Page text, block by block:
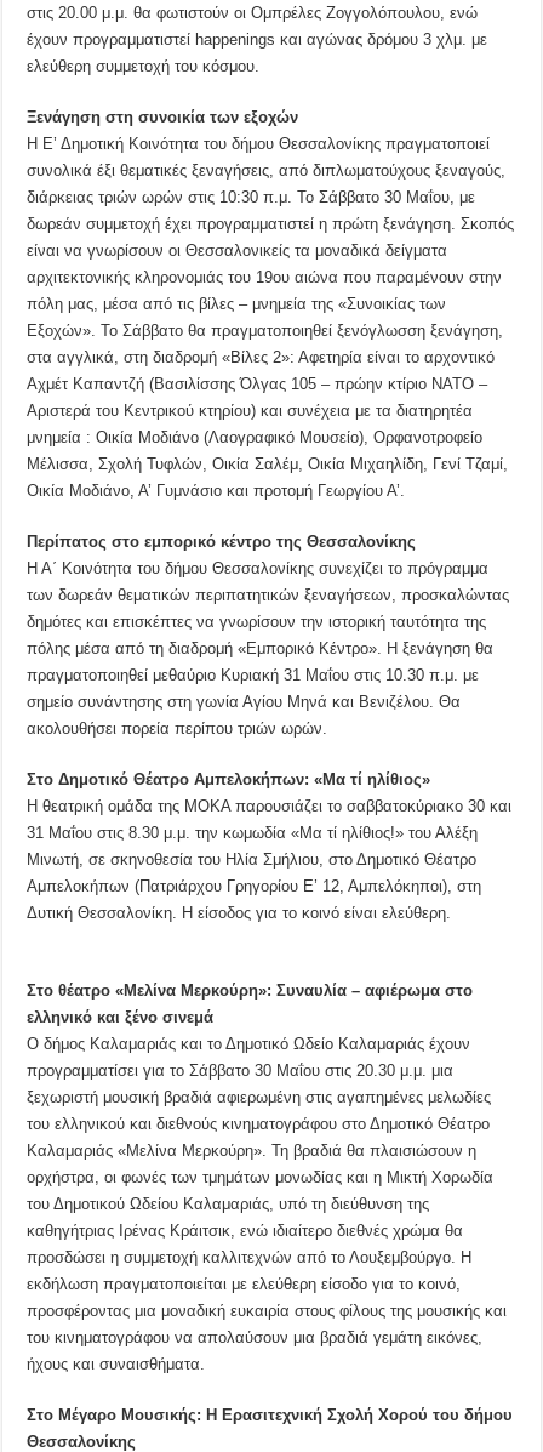
στις 20.00 μ.μ. θα φωτιστούν οι Ομπρέλες Ζογγολόπουλου, ενώ
έχουν προγραμματιστεί happenings και αγώνας δρόμου 3 χλμ. με
ελεύθερη συμμετοχή του κόσμου.
Ξενάγηση στη συνοικία των εξοχών
Η Ε’ Δημοτική Κοινότητα του δήμου Θεσσαλονίκης πραγματοποιεί
συνολικά έξι θεματικές ξεναγήσεις, από διπλωματούχους ξεναγούς,
διάρκειας τριών ωρών στις 10:30 π.μ. Το Σάββατο 30 Μαΐου, με
δωρεάν συμμετοχή έχει προγραμματιστεί η πρώτη ξενάγηση. Σκοπός
είναι να γνωρίσουν οι Θεσσαλονικείς τα μοναδικά δείγματα
αρχιτεκτονικής κληρονομιάς του 19ου αιώνα που παραμένουν στην
πόλη μας, μέσα από τις βίλες – μνημεία της «Συνοικίας των
Εξοχών». Το Σάββατο θα πραγματοποιηθεί ξενόγλωσση ξενάγηση,
στα αγγλικά, στη διαδρομή «Βίλες 2»: Αφετηρία είναι το αρχοντικό
Αχμέτ Καπαντζή (Βασιλίσσης Όλγας 105 – πρώην κτίριο ΝΑΤΟ –
Αριστερά του Κεντρικού κτηρίου) και συνέχεια με τα διατηρητέα
μνημεία : Οικία Μοδιάνο (Λαογραφικό Μουσείο), Ορφανοτροφείο
Μέλισσα, Σχολή Τυφλών, Οικία Σαλέμ, Οικία Μιχαηλίδη, Γενί Τζαμί,
Οικία Μοδιάνο, Α’ Γυμνάσιο και προτομή Γεωργίου Α’.
Περίπατος στο εμπορικό κέντρο της Θεσσαλονίκης
Η Α΄ Κοινότητα του δήμου Θεσσαλονίκης συνεχίζει το πρόγραμμα
των δωρεάν θεματικών περιπατητικών ξεναγήσεων, προσκαλώντας
δημότες και επισκέπτες να γνωρίσουν την ιστορική ταυτότητα της
πόλης μέσα από τη διαδρομή «Εμπορικό Κέντρο». Η ξενάγηση θα
πραγματοποιηθεί μεθαύριο Κυριακή 31 Μαΐου στις 10.30 π.μ. με
σημείο συνάντησης στη γωνία Αγίου Μηνά και Βενιζέλου. Θα
ακολουθήσει πορεία περίπου τριών ωρών.
Στο Δημοτικό Θέατρο Αμπελοκήπων: «Μα τί ηλίθιος»
Η θεατρική ομάδα της ΜΟΚΑ παρουσιάζει το σαββατοκύριακο 30 και
31 Μαΐου στις 8.30 μ.μ. την κωμωδία «Μα τί ηλίθιος!» του Αλέξη
Μινωτή, σε σκηνοθεσία του Ηλία Σμήλιου, στο Δημοτικό Θέατρο
Αμπελοκήπων (Πατριάρχου Γρηγορίου Ε’ 12, Αμπελόκηποι), στη
Δυτική Θεσσαλονίκη. Η είσοδος για το κοινό είναι ελεύθερη.
Στο θέατρο «Μελίνα Μερκούρη»: Συναυλία – αφιέρωμα στο
ελληνικό και ξένο σινεμά
Ο δήμος Καλαμαριάς και το Δημοτικό Ωδείο Καλαμαριάς έχουν
προγραμματίσει για το Σάββατο 30 Μαΐου στις 20.30 μ.μ. μια
ξεχωριστή μουσική βραδιά αφιερωμένη στις αγαπημένες μελωδίες
του ελληνικού και διεθνούς κινηματογράφου στο Δημοτικό Θέατρο
Καλαμαριάς «Μελίνα Μερκούρη». Τη βραδιά θα πλαισιώσουν η
ορχήστρα, οι φωνές των τμημάτων μονωδίας και η Μικτή Χορωδία
του Δημοτικού Ωδείου Καλαμαριάς, υπό τη διεύθυνση της
καθηγήτριας Ιρένας Κράιτσικ, ενώ ιδιαίτερο διεθνές χρώμα θα
προσδώσει η συμμετοχή καλλιτεχνών από το Λουξεμβούργο. Η
εκδήλωση πραγματοποιείται με ελεύθερη είσοδο για το κοινό,
προσφέροντας μια μοναδική ευκαιρία στους φίλους της μουσικής και
του κινηματογράφου να απολαύσουν μια βραδιά γεμάτη εικόνες,
ήχους και συναισθήματα.
Στο Μέγαρο Μουσικής: Η Ερασιτεχνική Σχολή Χορού του δήμου
Θεσσαλονίκης